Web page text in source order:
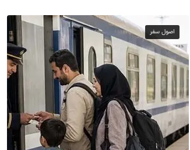
اصول سفر